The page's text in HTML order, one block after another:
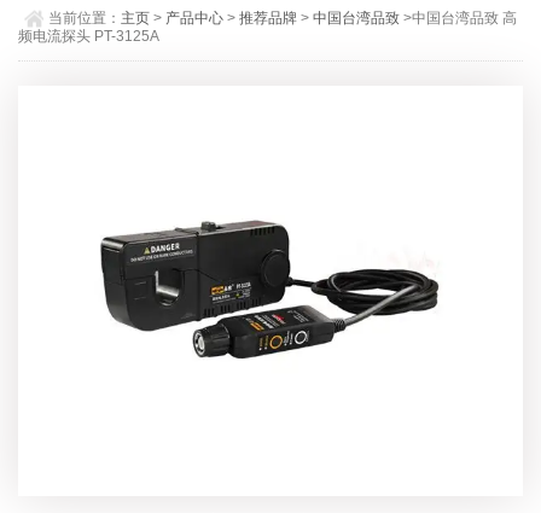
当前位置： 主页 > 产品中心 >推荐品牌 >中国台湾品致 >中国台湾品致 高
频电流探头 PT-3125A